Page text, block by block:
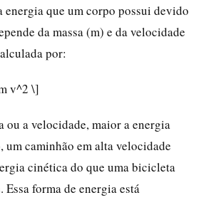
energia que um corpo possui devido
da massa (m) e da velocidade
por:
v^2 \]
ou a velocidade, maior a energia
um caminhão em alta velocidade
cinética do que uma bicicleta
Essa forma de energia está